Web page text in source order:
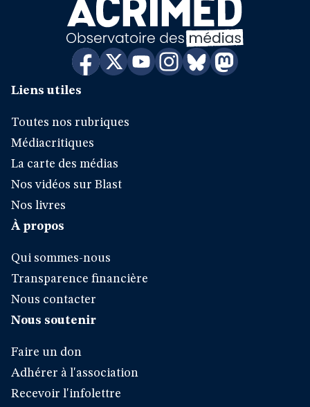
Liens utiles
Toutes nos rubriques
Médiacritiques
La carte des médias
Nos vidéos sur Blast
Nos livres
À propos
Qui sommes-nous
Transparence financière
Nous contacter
Nous soutenir
Faire un don
Adhérer à l'association
Recevoir l'infolettre